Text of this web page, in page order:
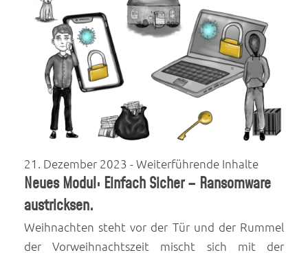
21. Dezember 2023 - Weiterführende Inhalte
Neues Modul: Einfach Sicher – Ransomware
austricksen.
Weihnachten steht vor der Tür und der Rummel
der Vorweihnachtszeit mischt sich mit der